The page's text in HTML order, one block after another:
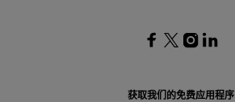
获取我们的免费应用程序